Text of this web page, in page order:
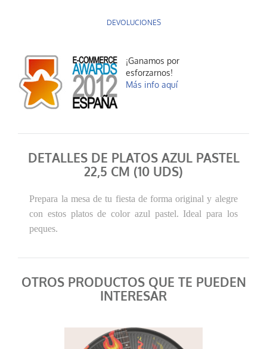
DEVOLUCIONES
¡Ganamos por
esforzarnos!
Más info aquí
DETALLES DE PLATOS AZUL PASTEL
22,5 CM (10 UDS)
Prepara la mesa de tu fiesta de forma original y alegre
con estos platos de color azul pastel. Ideal para los
peques.
OTROS PRODUCTOS QUE TE PUEDEN
INTERESAR